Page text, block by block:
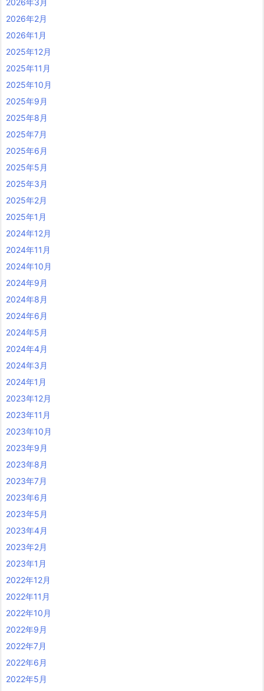
2026年3月
2026年2月
2026年1月
2025年12月
2025年11月
2025年10月
2025年9月
2025年8月
2025年7月
2025年6月
2025年5月
2025年3月
2025年2月
2025年1月
2024年12月
2024年11月
2024年10月
2024年9月
2024年8月
2024年6月
2024年5月
2024年4月
2024年3月
2024年1月
2023年12月
2023年11月
2023年10月
2023年9月
2023年8月
2023年7月
2023年6月
2023年5月
2023年4月
2023年2月
2023年1月
2022年12月
2022年11月
2022年10月
2022年9月
2022年7月
2022年6月
2022年5月